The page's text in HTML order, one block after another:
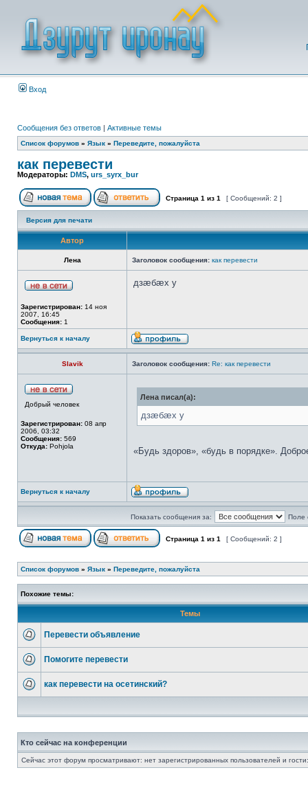
Вход
Сообщения без ответов | Активные темы
Список форумов » Язык » Переведите, пожалуйста
как перевести
Модераторы: DMS, urs_syrx_bur
Страница 1 из 1 [ Сообщений: 2 ]
Версия для печати
Автор
Лена Заголовок сообщения: как перевести
Зарегистрирован: 14 ноя
2007, 16:45
Сообщения: 1
дзæбæх у
Вернуться к началу
Slavik Заголовок сообщения: Re: как перевести
Добрый человек
Зарегистрирован: 08 апр
2006, 03:32
Сообщения: 569
Откуда: Pohjola
Лена писал(а):
дзæбæх у
«Будь здоров», «будь в порядке».
Вернуться к началу
Показать сообщения за: Поле
Страница 1 из 1 [ Сообщений: 2 ]
Список форумов » Язык » Переведите, пожалуйста
Похожие темы:
Темы
Перевести объявление
Помогите перевести
как перевести на осетинский?
Кто сейчас на конференции
Сейчас этот форум просматривают: нет зарегистрированных пользователей и